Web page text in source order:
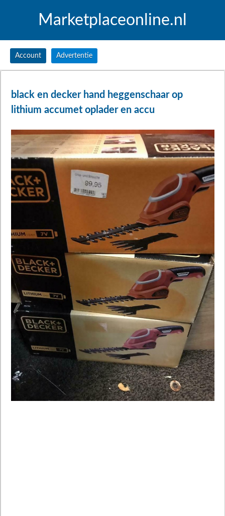
Marketplaceonline.nl
Account Advertentie
black en decker hand heggenschaar op
lithium accumet oplader en accu